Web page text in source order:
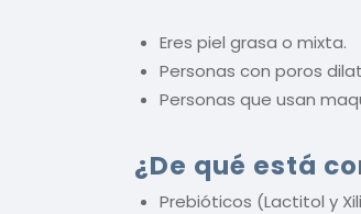
Eres piel grasa o mixta.
Personas con poros
Personas que usan
¿De qué está
Prebióticos (Lactitol y